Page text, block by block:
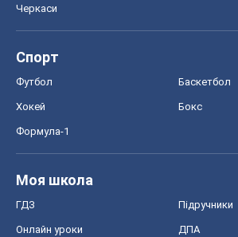
Черкаси
Спорт
Футбол Баскетбол
Хокей Бокс
Формула-1
Моя школа
ГДЗ Підручники
Онлайн уроки ДПА